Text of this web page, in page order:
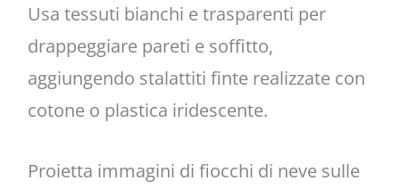
Usa tessuti bianchi e trasparenti per
drappeggiare pareti e soffitto,
aggiungendo stalattiti finte realizzate con
cotone o plastica iridescente.
Proietta immagini di fiocchi di neve sulle